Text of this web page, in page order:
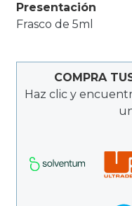
Presentación
Frasco de 5ml
COMPRA
Haz clic y